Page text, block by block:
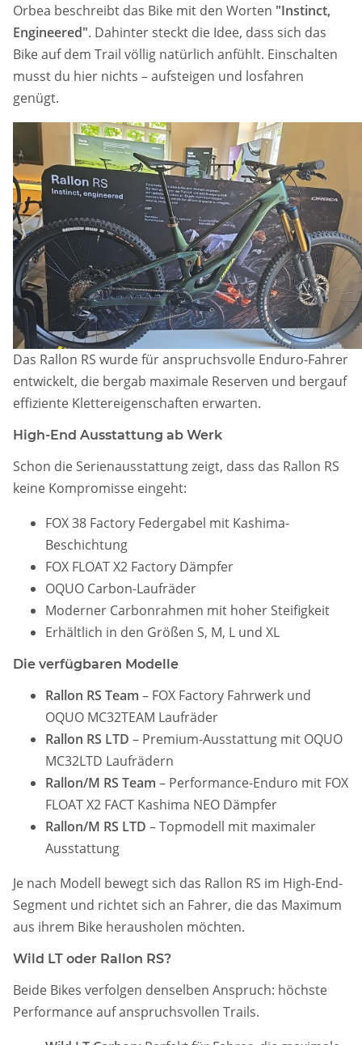
Orbea beschreibt das Bike mit den Worten "Instinct,
Engineered". Dahinter steckt die Idee, dass sich das
Bike auf dem Trail völlig natürlich anfühlt. Einschalten
musst du hier nichts – aufsteigen und losfahren
genügt.
Das Rallon RS wurde für anspruchsvolle Enduro-Fahrer
entwickelt, die bergab maximale Reserven und bergauf
effiziente Klettereigenschaften erwarten.
High-End Ausstattung ab Werk
Schon die Serienausstattung zeigt, dass das Rallon RS
keine Kompromisse eingeht:
FOX 38 Factory Federgabel mit Kashima-
Beschichtung
FOX FLOAT X2 Factory Dämpfer
OQUO Carbon-Laufräder
Moderner Carbonrahmen mit hoher Steifigkeit
Erhältlich in den Größen S, M, L und XL
Die verfügbaren Modelle
Rallon RS Team – FOX Factory Fahrwerk und
OQUO MC32TEAM Laufräder
Rallon RS LTD – Premium-Ausstattung mit OQUO
MC32LTD Laufrädern
Rallon/M RS Team – Performance-Enduro mit FOX
FLOAT X2 FACT Kashima NEO Dämpfer
Rallon/M RS LTD – Topmodell mit maximaler
Ausstattung
Je nach Modell bewegt sich das Rallon RS im High-End-
Segment und richtet sich an Fahrer, die das Maximum
aus ihrem Bike herausholen möchten.
Wild LT oder Rallon RS?
Beide Bikes verfolgen denselben Anspruch: höchste
Performance auf anspruchsvollen Trails.